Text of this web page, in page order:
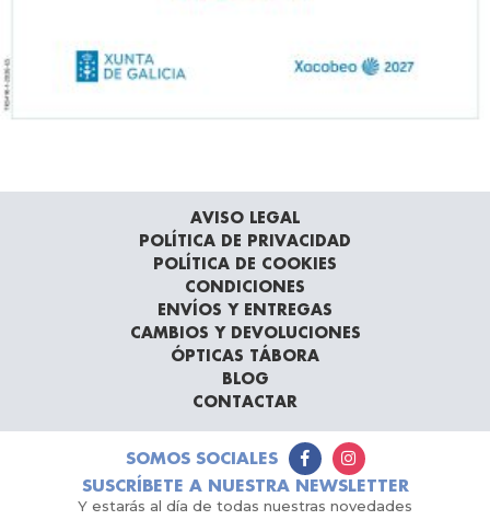
AVISO LEGAL
POLÍTICA DE PRIVACIDAD
POLÍTICA DE COOKIES
CONDICIONES
ENVÍOS Y ENTREGAS
CAMBIOS Y DEVOLUCIONES
ÓPTICAS TÁBORA
BLOG
CONTACTAR
SOMOS SOCIALES
SUSCRÍBETE A NUESTRA NEWSLETTER
Y estarás al día de todas nuestras novedades